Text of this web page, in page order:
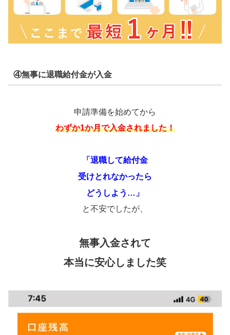
④無事に退職給付金が入金
申請準備を始めてから
わずか1か月で入金されました！
「退職して給付金
受けとれなかったら
どうしよう…」
と不安でしたが、
無事入金されて
本当に安心しました笑